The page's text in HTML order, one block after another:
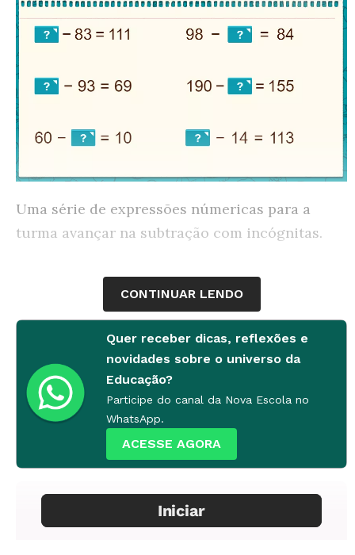
Uma série de expressões númericas para a
turma avançar na subtração com incógnitas.
CONTINUAR LENDO
Quer receber dicas, reflexões e
novidades sobre o universo da
Educação?
Participe do canal da Nova Escola no
WhatsApp.
ACESSE AGORA